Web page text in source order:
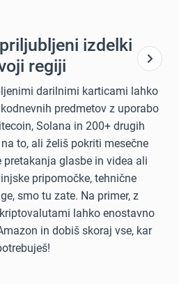
izdelki
regiji
darilnimi karticami lahko
predmetov z uporabo
Solana in 200+ drugih
to, ali želiš pokriti mesečne
pretakanja glasbe in videa ali
pripomočke, tehnične
smo tu zate. Na primer, z
lahko enostavno
in dobiš skoraj vse, kar